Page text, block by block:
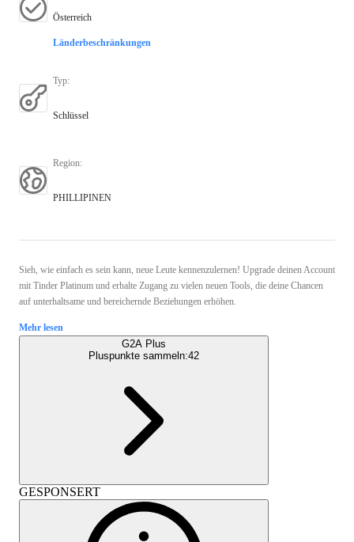
Österreich
Länderbeschränkungen
Typ:
Schlüssel
Region:
PHILLIPINEN
Sieh, wie einfach es sein kann, neue Leute kennenzulernen! Upgrade deinen Account
mit Tinder Platinum und erhalte Zugang zu vielen neuen Tools, die deine Chancen
auf unterhaltsame und bereichernde Beziehungen erhöhen.
Mehr lesen
G2A Plus
Pluspunkte sammeln:42
GESPONSERT